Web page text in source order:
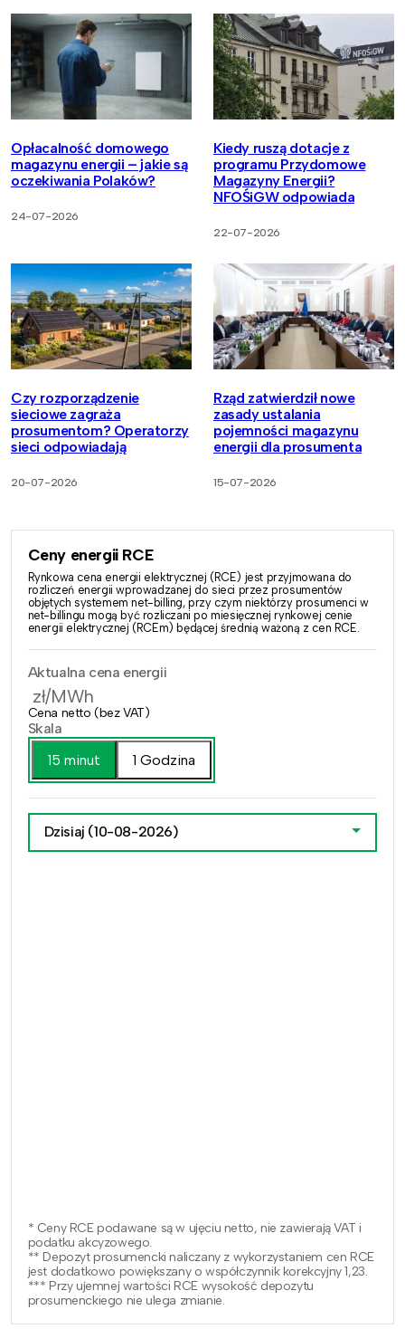
Opłacalność domowego
magazynu energii – jakie są
oczekiwania Polaków?
24-07-2026
Kiedy ruszą dotacje z
programu Przydomowe
Magazyny Energii?
NFOŚiGW odpowiada
22-07-2026
Czy rozporządzenie
sieciowe zagraża
prosumentom? Operatorzy
sieci odpowiadają
20-07-2026
Rząd zatwierdził nowe
zasady ustalania
pojemności magazynu
energii dla prosumenta
15-07-2026
Ceny energii RCE
Rynkowa cena energii elektrycznej (RCE) jest przyjmowana do
rozliczeń energii wprowadzanej do sieci przez prosumentów
objętych systemem net-billing, przy czym niektórzy prosumenci w
net-billingu mogą być rozliczani po miesięcznej rynkowej cenie
energii elektrycznej (RCEm) będącej średnią ważoną z cen RCE.
Aktualna cena energii
zł/MWh
Cena netto (bez VAT)
Skala
15 minut
1 Godzina
Dzisiaj (10-08-2026)
* Ceny RCE podawane są w ujęciu netto, nie zawierają VAT i
podatku akcyzowego.
** Depozyt prosumencki naliczany z wykorzystaniem cen RCE
jest dodatkowo powiększany o współczynnik korekcyjny 1,23.
*** Przy ujemnej wartości RCE wysokość depozytu
prosumenckiego nie ulega zmianie.